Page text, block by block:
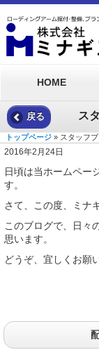
HOME
戻る ス
トップページ » スタッフ
2016年2月24日
日頃は当ホームペー
す。
さて、この度、ミナ
このブログで、日々
思います。
どうぞ、宜しくお願